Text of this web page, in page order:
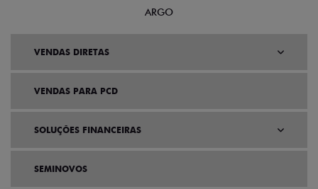
ARGO
VENDAS DIRETAS
VENDAS PARA PCD
SOLUÇÕES FINANCEIRAS
SEMINOVOS